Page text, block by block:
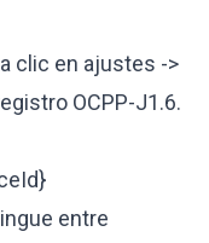
clic en ajustes ->
OCPP-J1.6.
entre